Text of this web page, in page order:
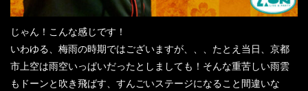
じゃん！こんな感じです！
いわゆる、梅雨の時期ではございますが、、、たとえ当日、京都
市上空は雨空いっぱいだったとしましても！そんな重苦しい雨雲
もドーンと吹き飛ばす、すんごいステージになること間違いな